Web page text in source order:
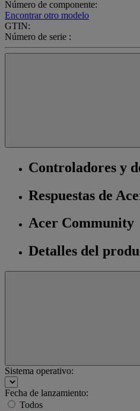
Número de componente:
Encontrar otro modelo
GTIN:
Número de serie :
Controladores y
Respuestas de
Acer Community
Detalles del
Sistema operativo:
Fecha de lanzamiento:
Todos